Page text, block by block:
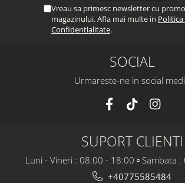
Vreau sa primesc newsletter cu
magazinului. Afla mai multe in Politica
Confidentialitate.
SOCIAL
Urmareste-ne in social
SUPORT CLIENTI
Luni - Vineri : 08:00 - 18:00 ▫️ Sambata
+40775585484